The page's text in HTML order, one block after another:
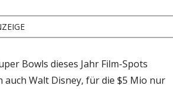
Bowls dieses Jahr Film-Spots
Walt Disney, für die $5 Mio nur